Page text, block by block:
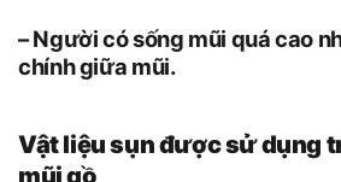
– Người có sống mũi quá cao
chính giữa mũi.
Vật liệu sụn được sử dụng
mũi gồ